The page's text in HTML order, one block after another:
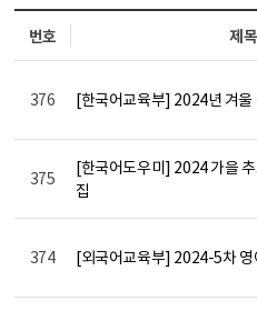
번호 제목
376 [한국어교육부] 2024년 겨울
375
[한국어도우미] 2024 가을
집
374 [외국어교육부] 2024-5차 영